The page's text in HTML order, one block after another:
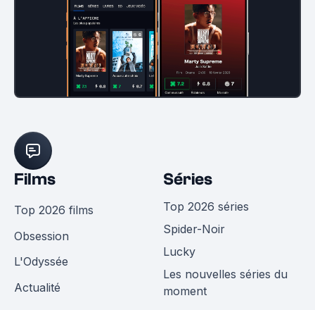
Films
Top 2026 films
Obsession
L'Odyssée
Actualité
Séries
Top 2026 séries
Spider-Noir
Lucky
Les nouvelles séries du
moment